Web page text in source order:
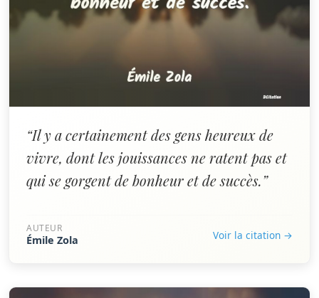
“Il y a certainement des gens heureux de
vivre, dont les jouissances ne ratent pas et
qui se gorgent de bonheur et de succès.”
AUTEUR
Émile Zola Voir la citation →